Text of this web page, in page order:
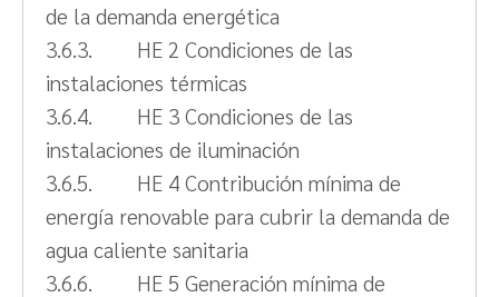
de la demanda energética
3.6.3. HE 2 Condiciones de las
instalaciones térmicas
3.6.4. HE 3 Condiciones de las
instalaciones de iluminación
3.6.5. HE 4 Contribución mínima de
energía renovable para cubrir la demanda de
agua caliente sanitaria
3.6.6. HE 5 Generación mínima de